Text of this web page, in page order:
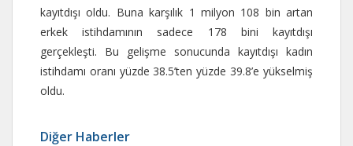
kayıtdışı oldu. Buna karşılık 1 milyon 108 bin artan
erkek istihdamının sadece 178 bini kayıtdışı
gerçekleşti. Bu gelişme sonucunda kayıtdışı kadın
istihdamı oranı yüzde 38.5’ten yüzde 39.8’e yükselmiş
oldu.
Diğer Haberler